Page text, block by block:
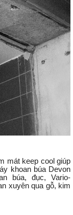
mát keep cool giúp
khoan búa Devon
búa, đục, Vario-
xuyên qua gỗ, kim